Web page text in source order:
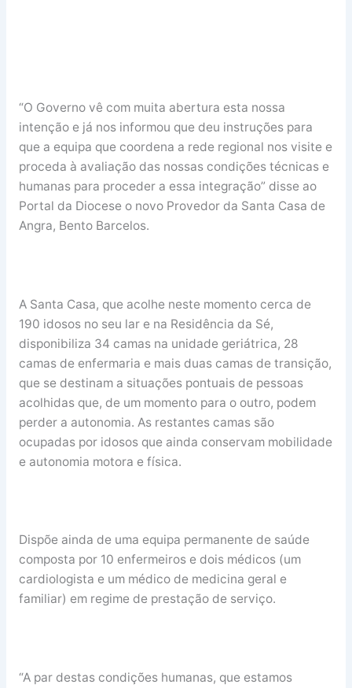
“O Governo vê com muita abertura esta nossa
intenção e já nos informou que deu instruções para
que a equipa que coordena a rede regional nos visite e
proceda à avaliação das nossas condições técnicas e
humanas para proceder a essa integração” disse ao
Portal da Diocese o novo Provedor da Santa Casa de
Angra, Bento Barcelos.
A Santa Casa, que acolhe neste momento cerca de
190 idosos no seu lar e na Residência da Sé,
disponibiliza 34 camas na unidade geriátrica, 28
camas de enfermaria e mais duas camas de transição,
que se destinam a situações pontuais de pessoas
acolhidas que, de um momento para o outro, podem
perder a autonomia. As restantes camas são
ocupadas por idosos que ainda conservam mobilidade
e autonomia motora e física.
Dispõe ainda de uma equipa permanente de saúde
composta por 10 enfermeiros e dois médicos (um
cardiologista e um médico de medicina geral e
familiar) em regime de prestação de serviço.
“A par destas condições humanas, que estamos